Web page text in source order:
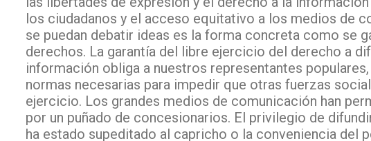
los ciudadanos y el acceso equitativo a los medios de
se puedan debatir ideas es la forma concreta como se
derechos. La garantía del libre ejercicio del derecho a
información obliga a nuestros representantes
normas necesarias para impedir que otras fuerzas
ejercicio. Los grandes medios de comunicación han
por un puñado de concesionarios. El privilegio de
ha estado supeditado al capricho o la conveniencia del